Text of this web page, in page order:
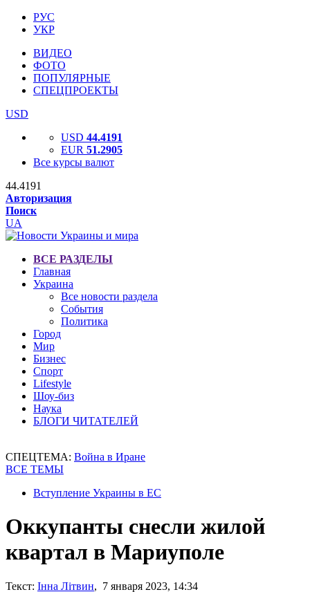
РУС
УКР
ВИДЕО
ФОТО
ПОПУЛЯРНЫЕ
СПЕЦПРОЕКТЫ
USD
USD 44.4191
EUR 51.2905
Все курсы валют
44.4191
Авторизация
Поиск
UA
ВСЕ РАЗДЕЛЫ
Главная
Украина
Все новости раздела
События
Политика
Город
Мир
Бизнес
Спорт
Lifestyle
Шоу-биз
Наука
БЛОГИ ЧИТАТЕЛЕЙ
СПЕЦТЕМА: Война в Иране
ВСЕ ТЕМЫ
Вступление Украины в ЕС
Оккупанты снесли жилой
квартал в Мариуполе
Текст: Інна Літвин, 7 января 2023, 14:34